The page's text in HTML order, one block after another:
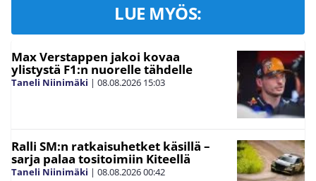
LUE MYÖS:
Max Verstappen jakoi kovaa
ylistystä F1:n nuorelle tähdelle
Taneli Niinimäki | 08.08.2026 15:03
Ralli SM:n ratkaisuhetket käsillä –
sarja palaa tositoimiin Kiteellä
Taneli Niinimäki | 08.08.202600:42